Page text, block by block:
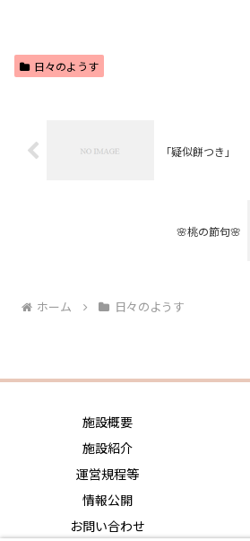
日々のようす
「疑似餅つき」
🌸桃の節句🌸
ホーム 日々のようす
施設概要
施設紹介
運営規程等
情報公開
お問い合わせ